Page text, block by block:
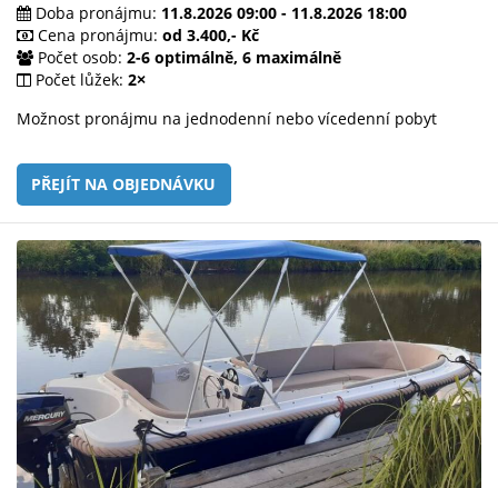
Doba pronájmu: 11.8.2026 09:00 - 11.8.2026 18:00
Cena pronájmu: od 3.400,- Kč
Počet osob: 2-6 optimálně, 6 maximálně
Počet lůžek: 2×
Možnost pronájmu na jednodenní nebo vícedenní pobyt
PŘEJÍT NA OBJEDNÁVKU